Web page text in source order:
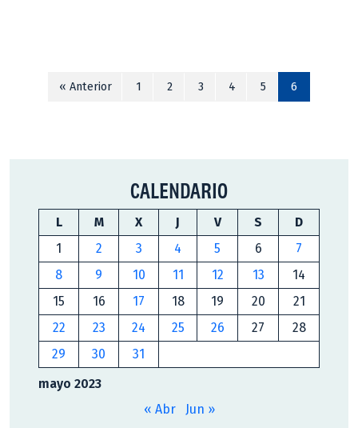
« Anterior 1 2 3 4 5 6
CALENDARIO
mayo 2023
L M X J V S
D
1
2 3 4 5 6
7
8
9 10 11 12 13
14
15
16 17 18 19 20
21
22
23 24 25 26 27
28
29
30 31
« Abr Jun »